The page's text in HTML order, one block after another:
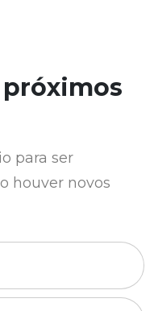
para ser
houver novos